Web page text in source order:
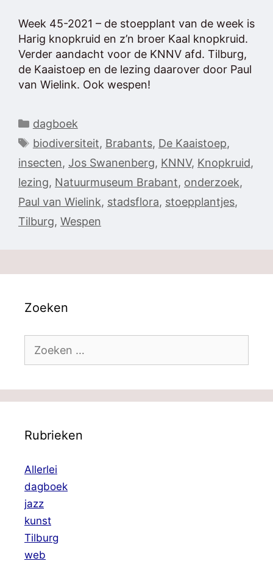
Week 45-2021 – de stoepplant van de week is
Harig knopkruid en z’n broer Kaal knopkruid.
Verder aandacht voor de KNNV afd. Tilburg,
de Kaaistoep en de lezing daarover door Paul
van Wielink. Ook wespen!
Categorieën
dagboek
Tags
biodiversiteit, Brabants, De Kaaistoep,
insecten, Jos Swanenberg, KNNV, Knopkruid,
lezing, Natuurmuseum Brabant, onderzoek,
Paul van Wielink, stadsflora, stoepplantjes,
Tilburg, Wespen
Zoeken
naar:
Rubrieken
Allerlei
dagboek
jazz
kunst
Tilburg
web